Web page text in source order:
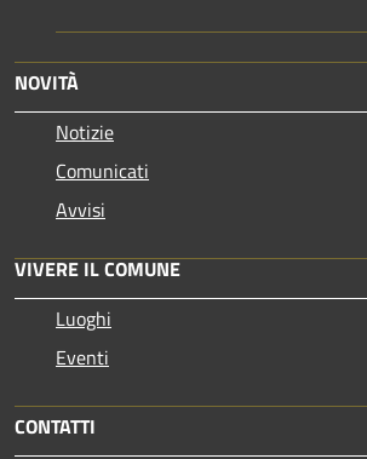
NOVITÀ
Notizie
Comunicati
Avvisi
VIVERE IL COMUNE
Luoghi
Eventi
CONTATTI